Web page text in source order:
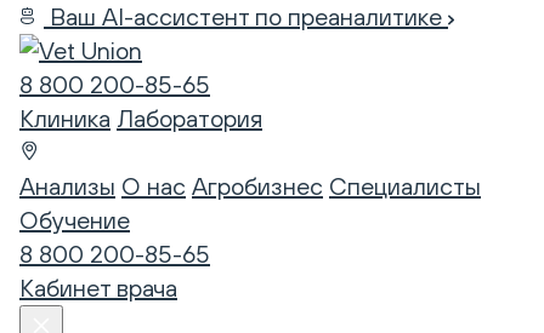
Ваш AI-ассистент по преаналитике
8 800 200-85-65
Клиника Лаборатория
Анализы О нас Агробизнес Специалисты
Обучение
8 800 200-85-65
Кабинет врача